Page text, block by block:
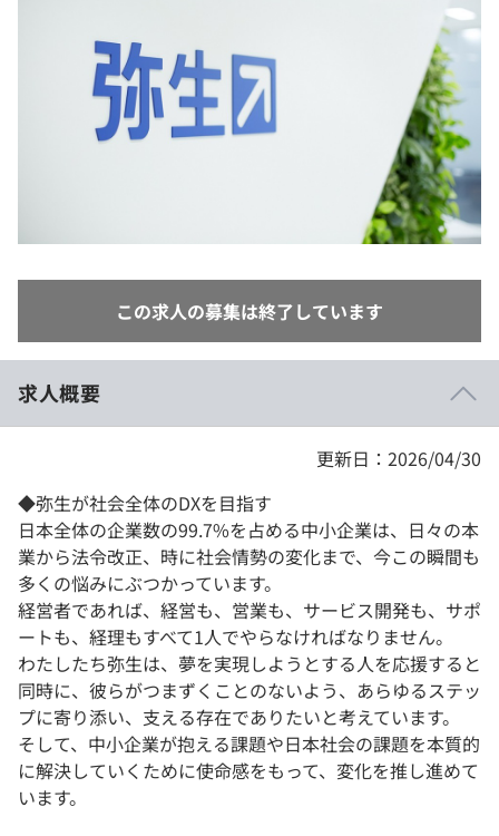
就活成功ガイド
個人向けプラン
学校向けプラン
この求人の募集は終了しています
求人概要
更新日：2026/04/30
◆弥生が社会全体のDXを目指す
日本全体の企業数の99.7%を占める中小企業は、日々の本
業から法令改正、時に社会情勢の変化まで、今この瞬間も
多くの悩みにぶつかっています。
経営者であれば、経営も、営業も、サービス開発も、サポ
ートも、経理もすべて1人でやらなければなりません。
わたしたち弥生は、夢を実現しようとする人を応援すると
同時に、彼らがつまずくことのないよう、あらゆるステッ
プに寄り添い、支える存在でありたいと考えています。
そして、中小企業が抱える課題や日本社会の課題を本質的
に解決していくために使命感をもって、変化を推し進めて
います。